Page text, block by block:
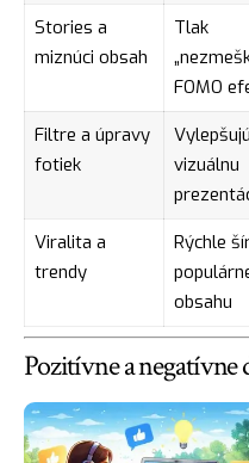
Stories a
miznúci obsah
Tlak
FOMO
Filtre a úpravy
fotiek
Vylepšujú
vizuálnu
Viralita a
trendy
Rýchle
obsahu
Pozitívne a